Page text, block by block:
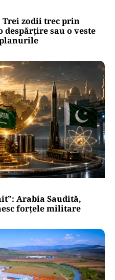
Trei zodii trec prin
despărțire sau o veste
Arabia Saudită,
forțele militare